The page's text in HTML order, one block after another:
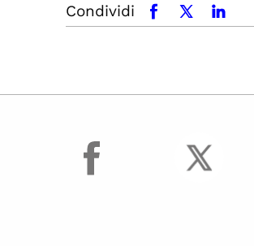
Condividi facebookx.comlinkedin
facebook